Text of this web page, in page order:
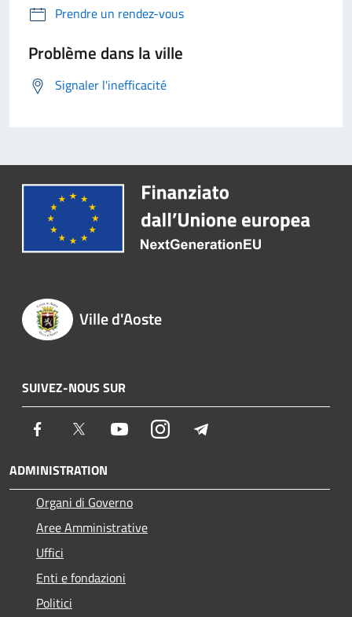
Prendre un rendez-vous
Problème dans la ville
Signaler l'inefficacité
Ville d'Aoste
SUIVEZ-NOUS SUR
Facebook Twitter YoutubeInstagram
ADMINISTRATION
Organi di Governo
Aree Amministrative
Uffici
Enti e fondazioni
Politici